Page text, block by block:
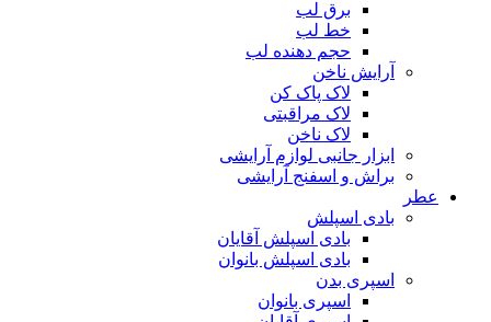
برق لب
خط لب
حجم دهنده لب
آرایش ناخن
لاک پاک کن
لاک مراقبتی
لاک ناخن
ابزار جانبی لوازم آرایشی
براش و اسفنج آرایشی
عطر
بادی اسپلش
بادی اسپلش آقایان
بادی اسپلش بانوان
اسپری بدن
اسپری بانوان